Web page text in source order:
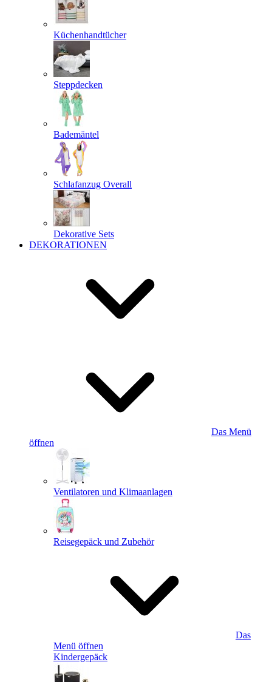
Küchenhandtücher
Steppdecken
Bademäntel
Schlafanzug Overall
Dekorative Sets
DEKORATIONEN
Das Menü
öffnen
Ventilatoren und Klimaanlagen
Reisegepäck und Zubehör
Das
Menü öffnen
Kindergepäck